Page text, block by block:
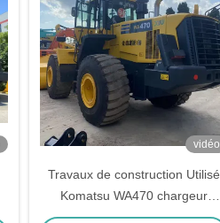
vidéo
Travaux de construction Utilisé
Komatsu WA470 chargeur
204kW refroidissement à l'eau